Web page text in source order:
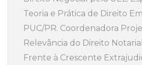
Teoria e Prática de Direito
PUC/PR. Coordenadora
Relevância do Direito
Frente à Crescente